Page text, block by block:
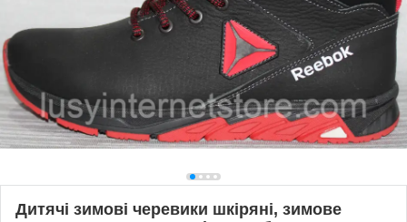
Дитячі зимові черевики шкіряні, зимове